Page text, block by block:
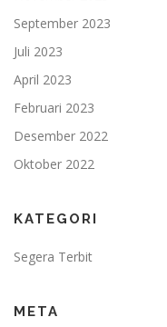
September 2023
Juli 2023
April 2023
Februari 2023
Desember 2022
Oktober 2022
KATEGORI
Segera Terbit
META